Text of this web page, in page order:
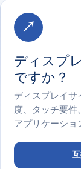
↗
ディスプ
ですか？
ディスプレイサ
度、タッチ要
アプリケーショ